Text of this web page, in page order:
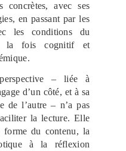
concrètes, avec ses
en passant par les
les conditions du
la fois cognitif et
– liée à
d’un côté, et à sa
de l’autre – n’a pas
la lecture. Elle
forme du contenu, la
à la réflexion